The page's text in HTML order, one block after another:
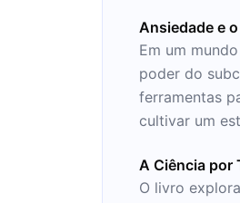
Ansiedade e
Em um
poder do
ferramentas
cultivar um
A Ciência por
O livro